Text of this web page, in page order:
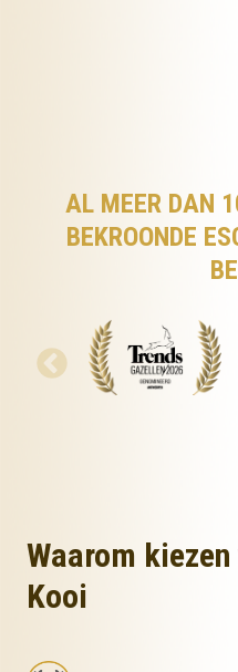
AL MEER DAN
BEKROONDE
Waarom
Kooi